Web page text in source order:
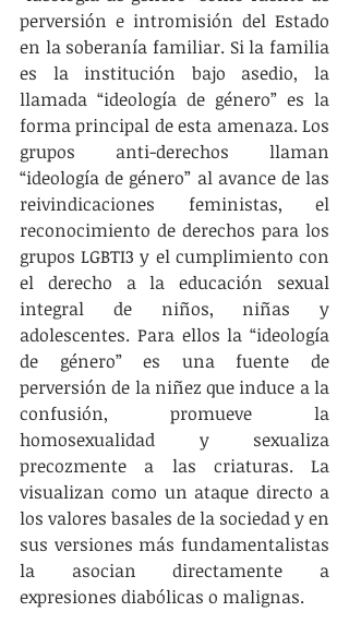
perversión e intromisión del Estado
en la soberanía familiar. Si la familia
es la institución bajo asedio, la
llamada “ideología de género” es la
forma principal de esta amenaza. Los
grupos anti-derechos llaman
“ideología de género” al avance de las
reivindicaciones feministas, el
reconocimiento de derechos para los
grupos LGBTI3 y el cumplimiento con
el derecho a la educación sexual
integral de niños, niñas y
adolescentes. Para ellos la “ideología
de género” es una fuente de
perversión de la niñez que induce a la
confusión, promueve la
homosexualidad y sexualiza
precozmente a las criaturas. La
visualizan como un ataque directo a
los valores basales de la sociedad y en
sus versiones más fundamentalistas
la asocian directamente a
expresiones diabólicas o malignas.